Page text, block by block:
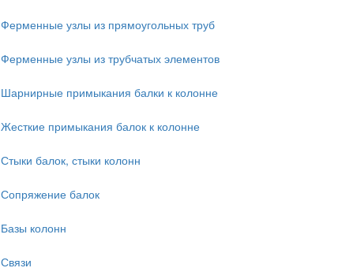
Ферменные узлы из прямоугольных труб
Ферменные узлы из трубчатых элементов
Шарнирные примыкания балки к колонне
Жесткие примыкания балок к колонне
Стыки балок, стыки колонн
Сопряжение балок
Базы колонн
Связи